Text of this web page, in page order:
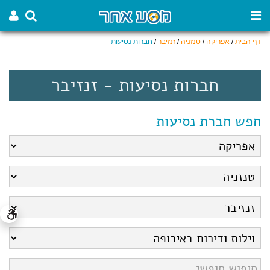
דף הבית/ אפריקה/ טנזניה/ זנזיבר/ חברות נסיעות
חברות נסיעות - זנזיבר
חפש חברת נסיעות